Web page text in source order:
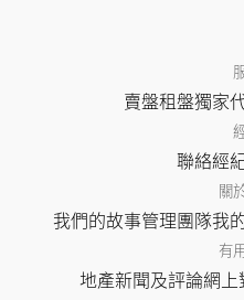
賣盤租盤獨家
聯絡經
關
我們的故事管理團隊我
有
地產新聞及評論網上